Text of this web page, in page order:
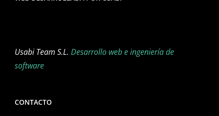
Usabi Team S.L. Desarrollo web e ingeniería de
software
CONTACTO